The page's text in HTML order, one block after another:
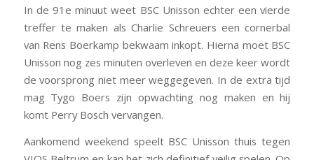
In de 91e minuut weet BSC Unisson echter een vierde
treffer te maken als Charlie Schreuers een cornerbal
van Rens Boerkamp bekwaam inkopt. Hierna moet BSC
Unisson nog zes minuten overleven en deze keer wordt
de voorsprong niet meer weggegeven. In de extra tijd
mag Tygo Boers zijn opwachting nog maken en hij
komt Perry Bosch vervangen.
Aankomend weekend speelt BSC Unisson thuis tegen